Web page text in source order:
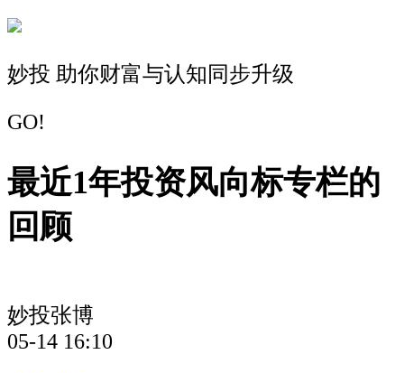
妙投 助你财富与认知同步升级
GO!
最近1年投资风向标专栏的
回顾
妙投张博
05-14 16:10